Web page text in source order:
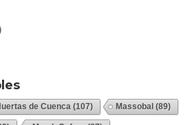
de Cuenca (107) Massobal (89)